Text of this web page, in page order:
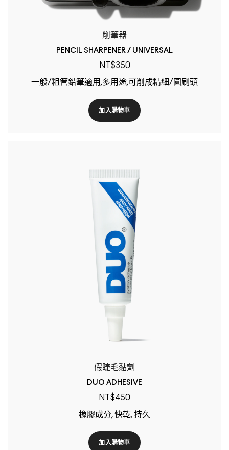
削筆器
PENCIL SHARPENER / UNIVERSAL
NT$350
一般/粗管鉛筆適用,多用途,可削成精細/圓刷頭
加入購物車
假睫毛黏劑
DUO ADHESIVE
NT$450
橡膠成分, 快乾, 持久
加入購物車